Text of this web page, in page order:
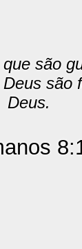
são
são
Deus.